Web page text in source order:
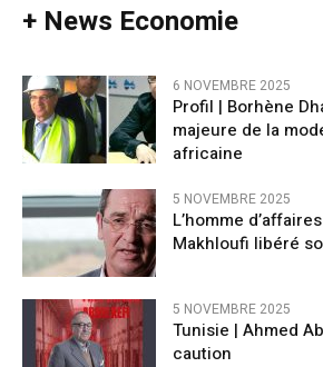
+ News Economie
6 NOVEMBRE 2025
Profil | Borhène
majeure de la
africaine
5 NOVEMBRE 2025
L’homme
Makhloufi libéré
5 NOVEMBRE 2025
Tunisie | Ahmed
caution